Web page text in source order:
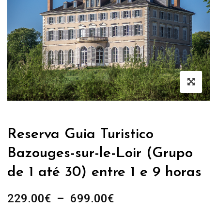
Reserva Guia Turistico
Bazouges-sur-le-Loir (Grupo
de 1 até 30) entre 1 e 9 horas
229.00€ – 699.00€Plage